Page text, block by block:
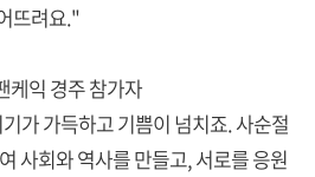
뜨려요."
케익 경주 참가자
가 가득하고 기쁨이 넘치죠. 사순절
사회와 역사를 만들고, 서로를 응원